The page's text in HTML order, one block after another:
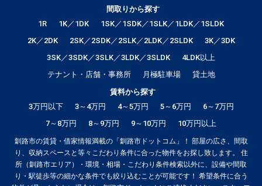
間取りから探す
1R
1K／1DK
1SK／1SDK／1SLK／1LDK／1SLDK
2K／2DK
2SK／2SDK／2SLK／2LDK／2SLDK
3K／3DK
3SK／3SDK／3SLK／3LDK／3SLDK
4LDK以上
テナント・店舗・事務所
月極駐車場
貸土地
賃料から探す
3万円以下
3～4万円 4～5万円 5～6万円
6～7万円
7～8万円
8～9万円 9～10万円 10万円以上
釧路市の賃貸・借家情報満載の「釧路市ドットコム」！ 部屋の広さ、間取
り、収納スペースと等々こだわり条件に合った物件をお探し致します。 住
所（釧路市エリア）・環境・相場・こだわり条件検索以外に、設備や間取
り・駅徒歩等の細かな条件でも絞り込むことが可能です！ 希望条件に合う